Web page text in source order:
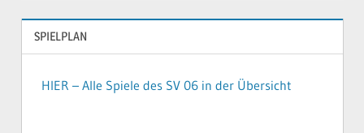
SPIELPLAN
HIER – Alle Spiele des SV 06 in der Übersicht